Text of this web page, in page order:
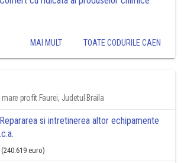
MAI MULT TOATE CODURILE CAEN
profit Faurei, Judetul Braila
Repararea si intretinerea altor echipamente
(240.619 euro)